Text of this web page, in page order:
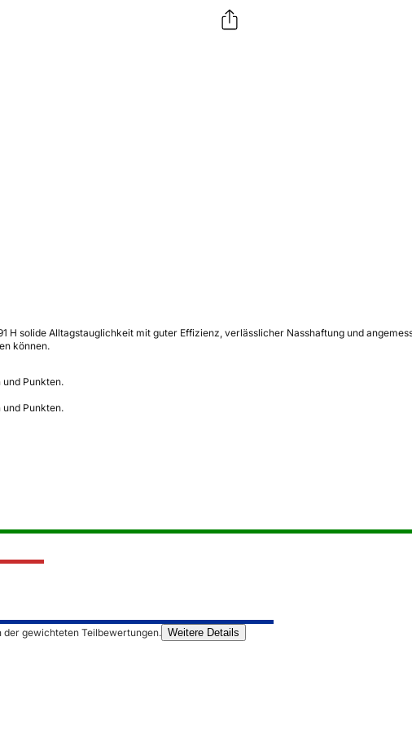
H solide Alltagstauglichkeit mit guter Effizienz, verlässlicher Nasshaftung und
können.
Punkten.
Punkten.
der gewichteten Teilbewertungen. Weitere Details